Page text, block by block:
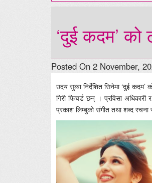
‘दुई कदम’ को
Posted On 2 November,
उदय सुब्बा निर्देशित सिनेमा ‘दुई
गिरी फिचर्ड छन् । प्रविसा अधिकारी
प्रकाश लिम्बुको संगीत तथा शब्द